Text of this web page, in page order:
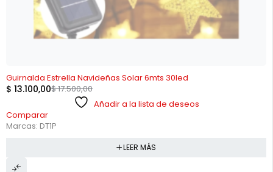
Guirnalda Estrella Navideñas Solar 6mts 30led
$17.500,00
$ 13.100,00
Añadir a la lista de deseos
Comparar
Marcas: DT1P
LEER MÁS